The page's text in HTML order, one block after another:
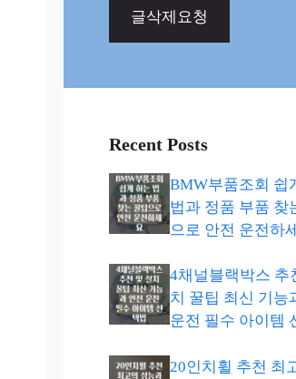
글삭제요청
Recent Posts
BMW부품조회 쉽
법과 정품 부품 찾
으로 안전 운전하
4채널블랙박스 추
치 꿀팁 최신 기능
운전 필수 아이템
20인치휠 추천 최